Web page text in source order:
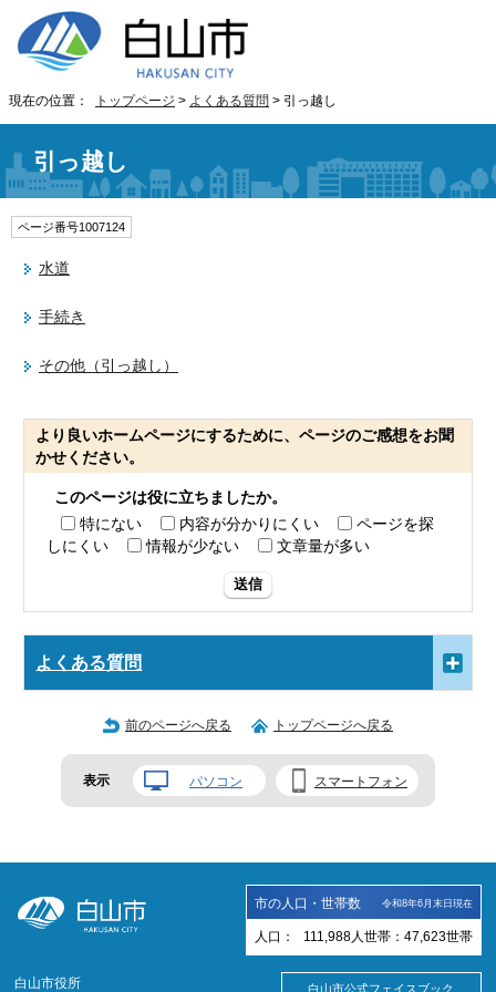
現在の位置： トップページ > よくある質問 > 引っ越し
引っ越し
ページ番号1007124
水道
手続き
その他（引っ越し）
より良いホームページにするために、ページのご感想をお聞
かせください。
このページは役に立ちましたか。
特にない
内容が分かりにくい
ページを探
しにくい
情報が少ない 文章量が多い
送信
よくある質問
前のページへ戻る トップページへ戻る
表示 パソコン スマートフォン
市の人口・世帯数 令和8年6月末日現在
人口： 111,988 人 世帯： 47,623世帯
白山市役所 白山市公式フェイスブック